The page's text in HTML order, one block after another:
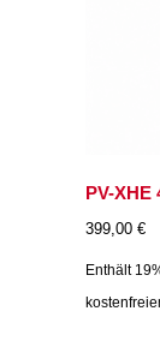
PV-XHE
399,00€
Enthält